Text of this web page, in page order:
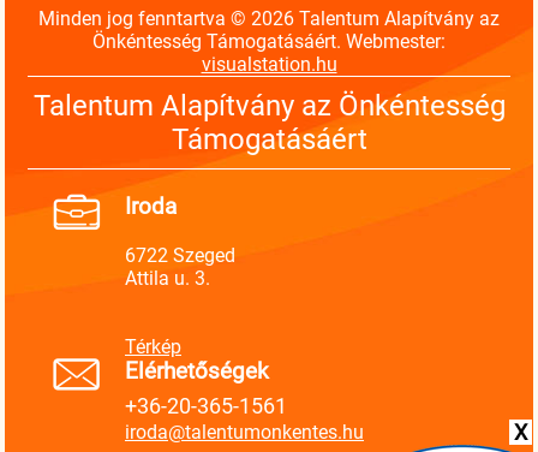
Minden jog fenntartva © 2026 Talentum Alapítvány az
Önkéntesség Támogatásáért. Webmester:
visualstation.hu
Talentum Alapítvány az Önkéntesség
Támogatásáért
Iroda
6722 Szeged
Attila u. 3.
Térkép
Elérhetőségek
+36-20-365-1561
iroda@talentumonkentes.hu X